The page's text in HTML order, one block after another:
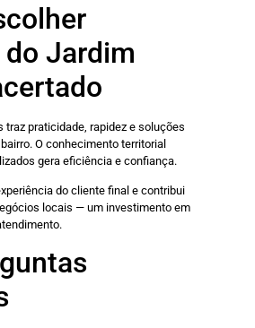
Jardim
traz praticidade, rapidez e soluções
O conhecimento territorial
gera eficiência e confiança.
do cliente final e contribui
locais — um investimento em